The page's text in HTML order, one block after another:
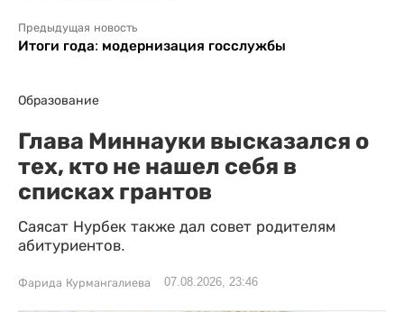
Предыдущая новость
Итоги года: модернизация госслужбы
Образование
Глава Миннауки высказался о
тех, кто не нашел себя в
списках грантов
Саясат Нурбек также дал совет родителям
абитуриентов.
Фарида Курмангалиева 07.08.2026, 23:46